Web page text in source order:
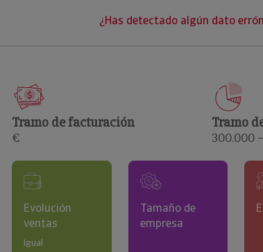
clientes.
¿Has detectado algún dato
Tramo de facturación
€
Tramo
300.000
Evolución
ventas
Igual
Tamaño de
empresa